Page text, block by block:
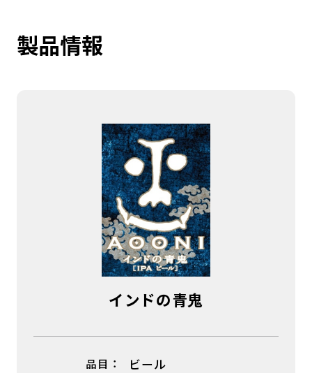
製品情報
インドの青鬼
品目： ビール